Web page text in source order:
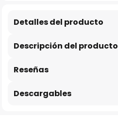
Descripción del producto
Detalles del producto
Reseñas
Descargables